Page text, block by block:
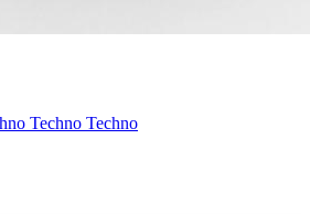
Techno Techno